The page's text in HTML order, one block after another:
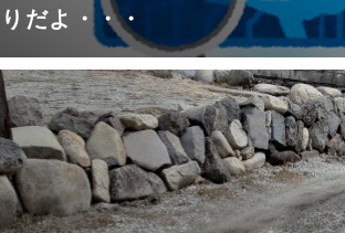
りだよ・・・